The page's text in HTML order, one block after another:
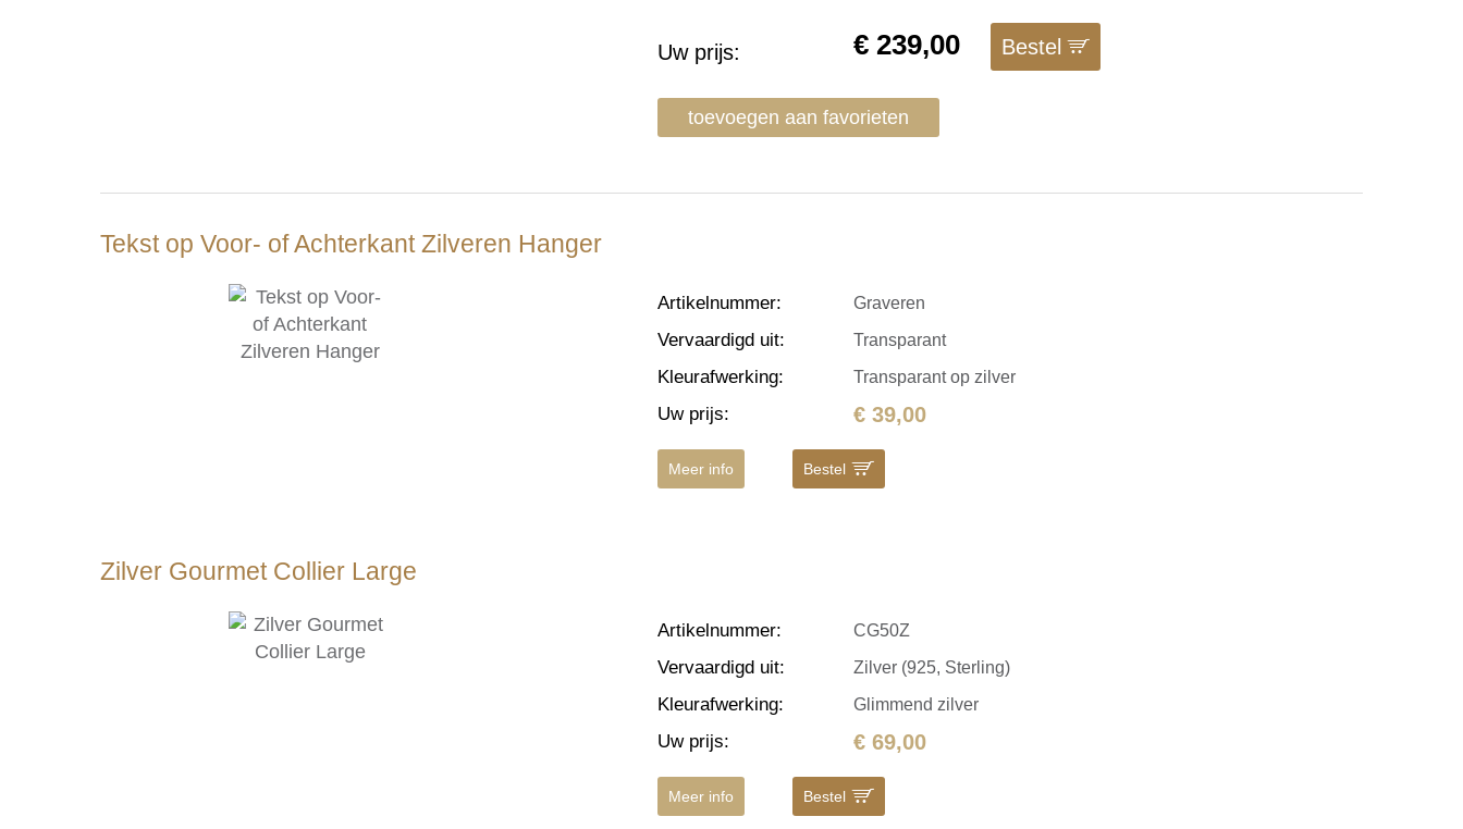
Uw prijs: €239,00 Bestel
toevoegen aan favorieten
Tekst op Voor- of Achterkant Zilveren Hanger
Artikelnummer: Graveren
Vervaardigd uit: Transparant
Kleurafwerking: Transparant op zilver
Uw prijs: € 39,00
Meer info Bestel
Zilver Gourmet Collier Large
Artikelnummer: CG50Z
Vervaardigd uit: Zilver (925, Sterling)
Kleurafwerking: Glimmend zilver
Uw prijs: € 69,00
Meer info Bestel